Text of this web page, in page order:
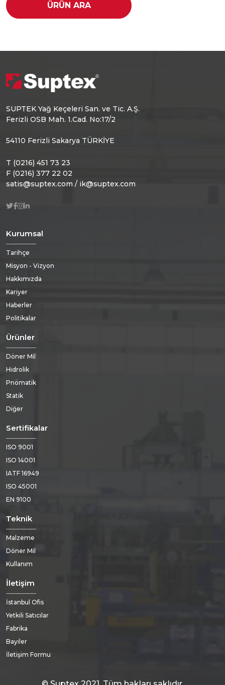
ÜRÜN ARA
SUPTEK Yağ Keçeleri San. ve Tic. A.Ş.
Ferizli OSB Mah. 1.Cad. No:17/2
54110 Ferizli Sakarya TÜRKİYE
T (0216) 451 73 23
F (0216) 377 22 02
satis@suptex.com / ik@suptex.com
Kurumsal
Tarihçe
Misyon - Vizyon
Hakkımızda
Kariyer
Haberler
Politikalar
Ürünler
Döner Mil
Hidrolik
Pnömatik
Statik
Diğer
Sertifikalar
ISO 9001
ISO 14001
IATF 16949
ISO 45001
EN 9100
Teknik
Malzeme
Döner Mil
Kullanım
İletişim
İstanbul Ofis
Yetkili Satıcılar
Fabrika
Bayiler
İletişim Formu